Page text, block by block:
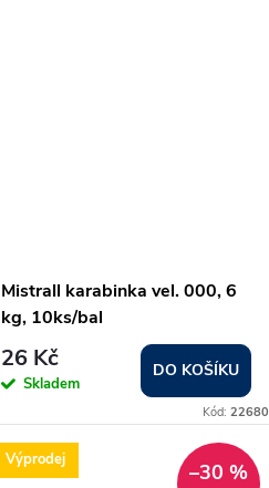
Mistrall karabinka vel. 000, 6
kg, 10ks/bal
26 Kč
Skladem
DO KOŠÍKU
Kód: 22680
Výprodej –30 %